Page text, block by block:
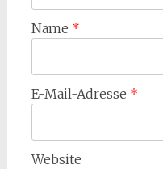
Name *
E-Mail-Adresse *
Website